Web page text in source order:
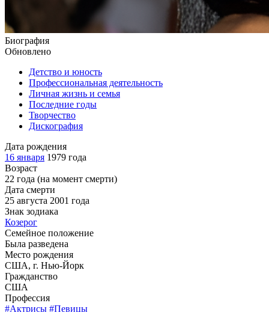
Биография
Обновлено
Детство и юность
Профессиональная деятельность
Личная жизнь и семья
Последние годы
Творчество
Дискография
Дата рождения
16 января 1979 года
Возраст
22 года (на момент смерти)
Дата смерти
25 августа 2001 года
Знак зодиака
Козерог
Семейное положение
Была разведена
Место рождения
США, г. Нью-Йорк
Гражданство
США
Профессия
#Актрисы #Певицы